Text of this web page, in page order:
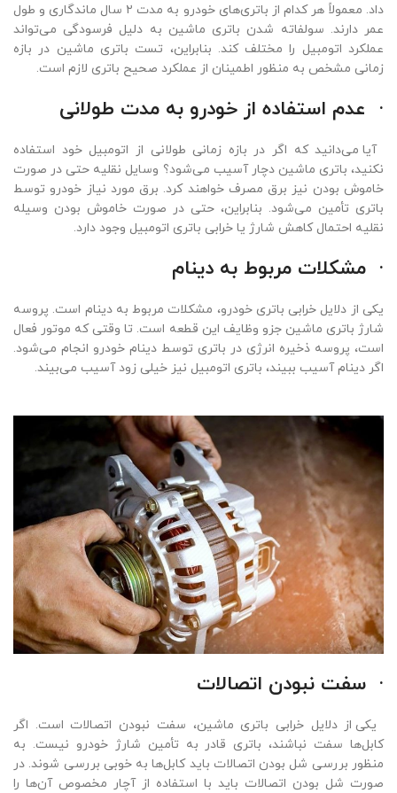
داد. معمولاً هر کدام از باتری‌های خودرو به مدت ۲ سال ماندگاری و طول
عمر دارند. سولفاته شدن باتری ماشین به دلیل فرسودگی می‌تواند
عملکرد اتومبیل را مختلف کند. بنابراین، تست باتری ماشین در بازه
زمانی مشخص به منظور اطمینان از عملکرد صحیح باتری لازم است.
· عدم استفاده از خودرو به مدت طولانی
آیا می‌دانید که اگر در بازه زمانی طولانی از اتومبیل خود استفاده
نکنید، باتری ماشین دچار آسیب می‌شود؟ وسایل نقلیه حتی در صورت
خاموش بودن نیز برق مصرف خواهند کرد. برق مورد نیاز خودرو توسط
باتری تأمین می‌شود. بنابراین، حتی در صورت خاموش بودن وسیله
نقلیه احتمال کاهش شارژ یا خرابی باتری اتومبیل وجود دارد.
· مشکلات مربوط به دینام
یکی از دلایل خرابی باتری خودرو، مشکلات مربوط به دینام است. پروسه
شارژ باتری ماشین جزو وظایف این قطعه است. تا وقتی که موتور فعال
است، پروسه ذخیره انرژی در باتری توسط دینام خودرو انجام می‌شود.
اگر دینام آسیب ببیند، باتری اتومبیل نیز خیلی زود آسیب می‌بیند.
· سفت نبودن اتصالات
یکی از دلایل خرابی باتری ماشین، سفت نبودن اتصالات است. اگر
کابل‌ها سفت نباشند، باتری قادر به تأمین شارژ خودرو نیست. به
منظور بررسی شل بودن اتصالات باید کابل‌ها به خوبی بررسی شوند. در
صورت شل بودن اتصالات باید با استفاده از آچار مخصوص آن‌ها را